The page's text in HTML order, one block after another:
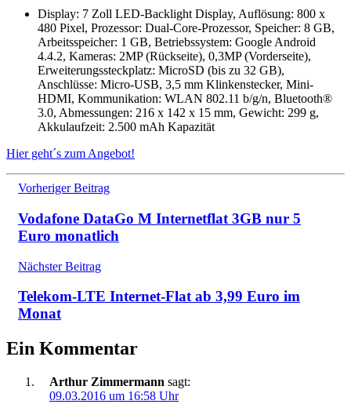
Display: 7 Zoll LED-Backlight Display, Auflösung: 800 x
480 Pixel, Prozessor: Dual-Core-Prozessor, Speicher: 8 GB,
Arbeitsspeicher: 1 GB, Betriebssystem: Google Android
4.4.2, Kameras: 2MP (Rückseite), 0,3MP (Vorderseite),
Erweiterungssteckplatz: MicroSD (bis zu 32 GB),
Anschlüsse: Micro-USB, 3,5 mm Klinkenstecker, Mini-
HDMI, Kommunikation: WLAN 802.11 b/g/n, Bluetooth®
3.0, Abmessungen: 216 x 142 x 15 mm, Gewicht: 299 g,
Akkulaufzeit: 2.500 mAh Kapazität
Hier geht´s zum Angebot!
Beitragsnavigation
Vorheriger Beitrag
Vodafone DataGo M Internetflat 3GB nur 5
Euro monatlich
Nächster Beitrag
Telekom-LTE Internet-Flat ab 3,99 Euro im
Monat
Ein Kommentar
Arthur Zimmermann sagt:
09.03.2016 um 16:58 Uhr